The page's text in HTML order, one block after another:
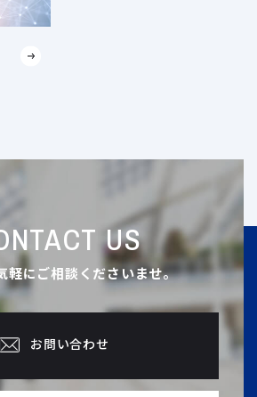
US
軽にご相談くださいませ。
お問い合わせ